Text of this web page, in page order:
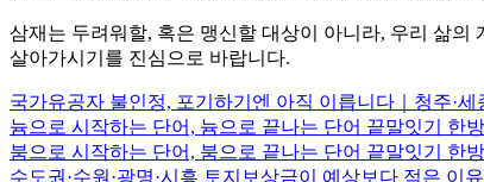
삼재는 두려워할, 혹은 맹신할 대상이 아니라, 우리 삶의
살아가시기를 진심으로 바랍니다.
국가유공자 불인정, 포기하기엔 아직 이릅니다｜청주·세
늄으로 시작하는 단어, 늄으로 끝나는 단어 끝말잇기 한
붐으로 시작하는 단어, 붐으로 끝나는 단어 끝말잇기 한
수도권·수원·광명·시흥 토지보상금이 예상보다 적은